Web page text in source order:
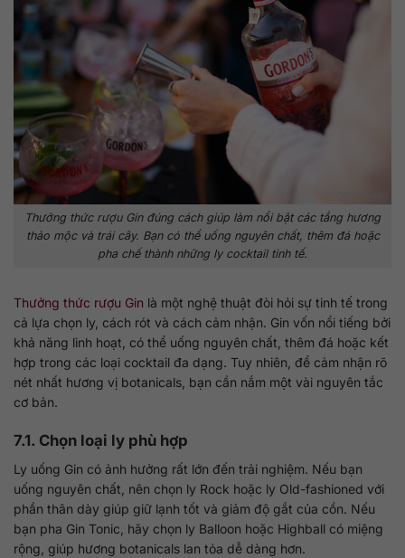
Thưởng thức rượu Gin đúng cách giúp làm nổi bật các tầng hương
thảo mộc và trái cây. Bạn có thể uống nguyên chất, thêm đá hoặc
pha chế thành những ly cocktail tinh tế.
Thưởng thức rượu Gin là một nghệ thuật đòi hỏi sự tinh tế trong
cả lựa chọn ly, cách rót và cách cảm nhận. Gin vốn nổi tiếng bởi
khả năng linh hoạt, có thể uống nguyên chất, thêm đá hoặc kết
hợp trong các loại cocktail đa dạng. Tuy nhiên, để cảm nhận rõ
nét nhất hương vị botanicals, bạn cần nắm một vài nguyên tắc
cơ bản.
7.1. Chọn loại ly phù hợp
Ly uống Gin có ảnh hưởng rất lớn đến trải nghiệm. Nếu bạn
uống nguyên chất, nên chọn ly Rock hoặc ly Old-fashioned với
phần thân dày giúp giữ lạnh tốt và giảm độ gắt của cồn. Nếu
bạn pha Gin Tonic, hãy chọn ly Balloon hoặc Highball có miệng
rộng, giúp hương botanicals lan tỏa dễ dàng hơn.